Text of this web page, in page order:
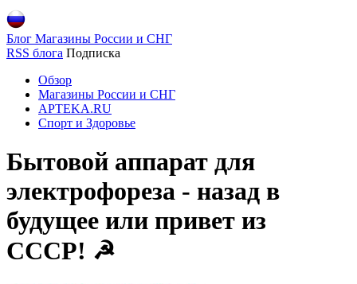
Блог Магазины России и СНГ
RSS блога Подписка
Обзор
Магазины России и СНГ
APTEKA.RU
Спорт и Здоровье
Бытовой аппарат для
электрофореза - назад в
будущее или привет из
СССР! ☭